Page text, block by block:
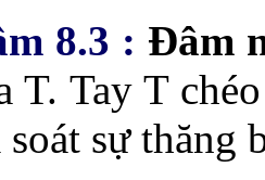
8.3 : Đâm
T. Tay T
sự thăng